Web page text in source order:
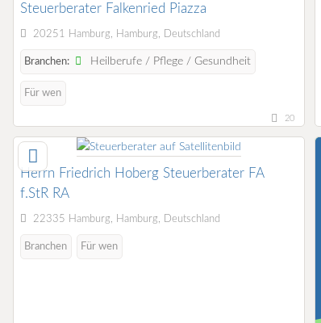
Steuerberater Falkenried Piazza
20251 Hamburg, Hamburg, Deutschland
Branchen: Heilberufe / Pflege / Gesundheit
Für wen
20
Herrn Friedrich Hoberg Steuerberater FA
f.StR RA
22335 Hamburg, Hamburg, Deutschland
Branchen Für wen